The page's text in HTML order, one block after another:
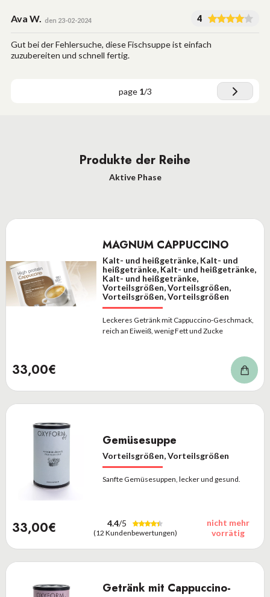
Ava W. den 23-02-2024 4
Gut bei der Fehlersuche, diese Fischsuppe ist einfach
zuzubereiten und schnell fertig.
page 1/3
Produkte der Reihe
Aktive Phase
MAGNUM CAPPUCCINO
Kalt- und heißgetränke, Kalt- und
heißgetränke, Kalt- und heißgetränke,
Kalt- und heißgetränke,
Vorteilsgrößen, Vorteilsgrößen,
Vorteilsgrößen, Vorteilsgrößen
Leckeres Getränk mit Cappuccino-Geschmack,
reich an Eiweiß, wenig Fett und Zucke
33,00€
Gemüsesuppe
Vorteilsgrößen, Vorteilsgrößen
Sanfte Gemüsesuppen, lecker und gesund.
33,00€ 4.4/5
(12 Kundenbewertungen)
nicht mehr
vorrätig
Getränk mit Cappuccino-